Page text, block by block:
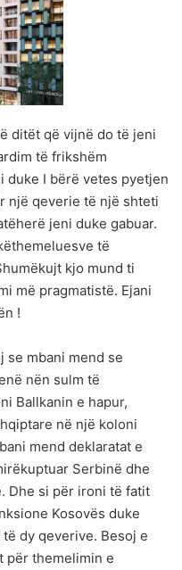
ditët që vijnë do të jeni
të frikshëm
duke I bërë vetes pyetjen
një qeverie të një shteti
jeni duke gabuar.
të
kjo mund ti
më pragmatistë. Ejani
!
se mbani mend se
nën sulm të
Ballkanin e hapur,
në një koloni
mend deklaratat e
Serbinë dhe
Dhe si për ironi të fatit
Kosovës duke
dy qeverive. Besoj e
për themelimin e